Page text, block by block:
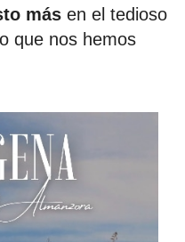
más en el tedioso
que nos hemos